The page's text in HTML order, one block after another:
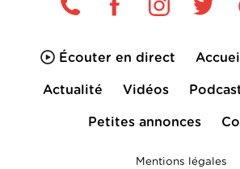
Écouter en direct Accueil
Actualité Vidéos
Petites annonces
Mentions légales